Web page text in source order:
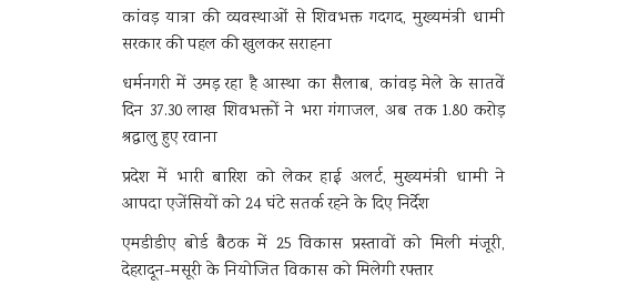
कांवड़ यात्रा की व्यवस्थाओं से शिवभक्त गदगद, मुख्यमंत्री धामी
सरकार की पहल की खुलकर सराहना
धर्मनगरी में उमड़ रहा है आस्था का सैलाब, कांवड़ मेले के सातवें
दिन 37.30 लाख शिवभक्तों ने भरा गंगाजल, अब तक 1.80 करोड़
श्रद्धालु हुए रवाना
प्रदेश में भारी बारिश को लेकर हाई अलर्ट, मुख्यमंत्री धामी ने
आपदा एजेंसियों को 24 घंटे सतर्क रहने के दिए निर्देश
एमडीडीए बोर्ड बैठक में 25 विकास प्रस्तावों को मिली मंजूरी,
देहरादून-मसूरी के नियोजित विकास को मिलेगी रफ्तार